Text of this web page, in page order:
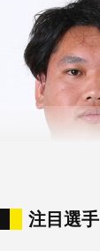
細木康太郎
注目選手